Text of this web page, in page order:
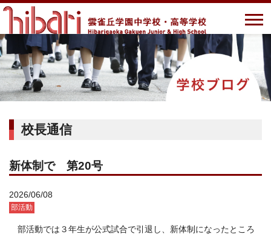
校長通信
新体制で 第20号
2026/06/08
部活動
部活動では３年生が公式試合で引退し、新体制になったところ